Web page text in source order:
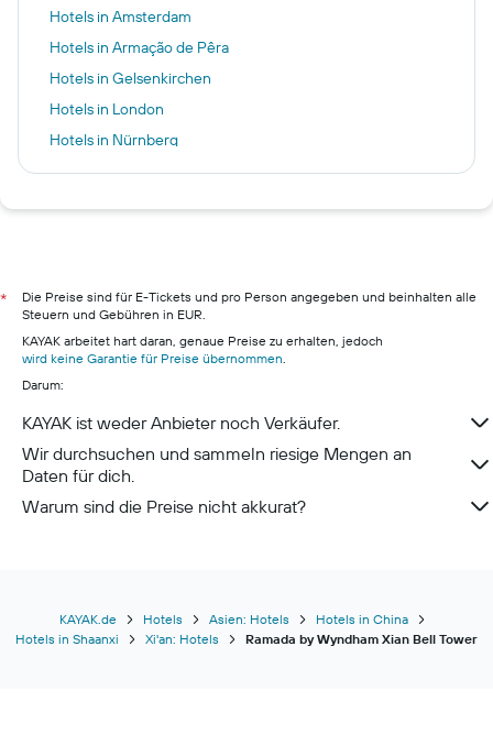
Hotels in Amsterdam
Hotels in Armação de Pêra
Hotels in Gelsenkirchen
Hotels in London
Hotels in Nürnberg
Hotels in Kos
Hotels in Hamburg
Hotels in Pillig
Hotels in Warnemünde
Hotels in Neustadt in Holstein
Hotels in München
*
Die Preise sind für E-Tickets und pro Person angegeben und beinhalten alle
Steuern und Gebühren in EUR.
KAYAK arbeitet hart daran, genaue Preise zu erhalten, jedoch
wird keine Garantie für Preise übernommen.
Darum:
KAYAK ist weder Anbieter noch Verkäufer.
Wir durchsuchen und sammeln riesige Mengen an
Daten für dich.
Warum sind die Preise nicht akkurat?
KAYAK.de Hotels Asien: Hotels
Hotels in China
Hotels in Shaanxi
Xi'an: Hotels Ramada by Wyndham Xian Bell Tower